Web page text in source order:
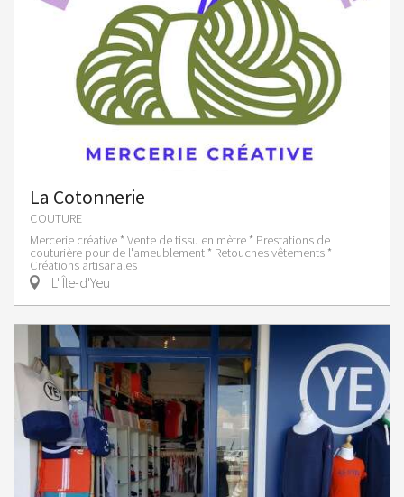
La Cotonnerie
COUTURE
Mercerie créative * Vente de tissu en mètre * Prestations de
couturière pour de l'ameublement * Retouches vêtements *
Créations artisanales
L' Île-d'Yeu